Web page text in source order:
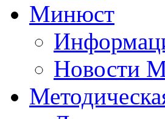
Минюст
Новости